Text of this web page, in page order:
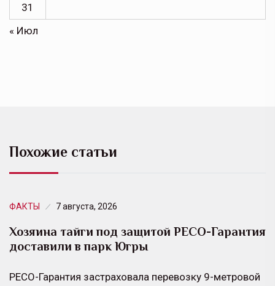
31
« Июл
Похожие статьи
ФАКТЫ 7 августа, 2026
Хозяина тайги под защитой РЕСО-Гарантия
доставили в парк Югры
РЕСО-Гарантия застраховала перевозку 9-метровой